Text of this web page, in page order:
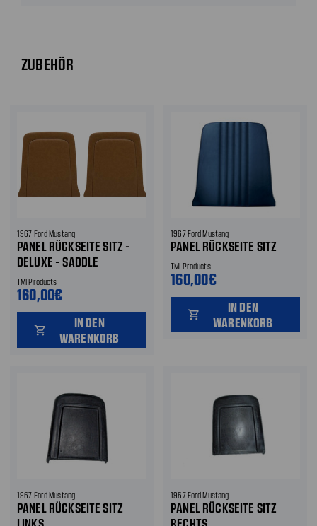
ZUBEHÖR
1967 Ford Mustang
PANEL RÜCKSEITE SITZ -
DELUXE - SADDLE
TMI Products
160,00€
shopping_cart
IN DEN
WARENKORB
1967 Ford Mustang
PANEL RÜCKSEITE SITZ
TMI Products
160,00€
shopping_cart
IN DEN
WARENKORB
1967 Ford Mustang
PANEL RÜCKSEITE SITZ
LINKS
1967 Ford Mustang
PANEL RÜCKSEITE SITZ
RECHTS